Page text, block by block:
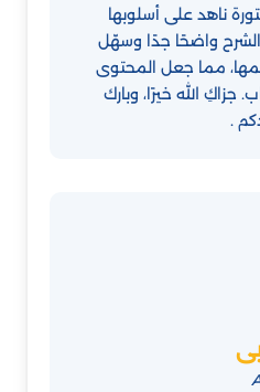
ناهد على أسلوبها
الشرح واضحًا جدًا وسهّل
مما جعل المحتوى
الله خيرًا، وبارك
.